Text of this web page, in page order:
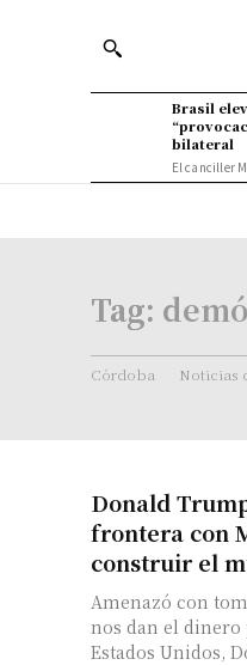
Brasil
bilateral
El canciller
Tag:
Córdoba Noticias
Donald
frontera con
construir el
Amenazó con
nos dan el dinero para
Estados Unidos,